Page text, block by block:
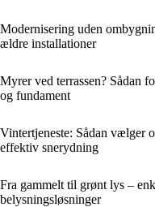
Modernisering uden
ældre installationer
Myrer ved terrassen? Sådan
og fundament
Vintertjeneste: Sådan vælger
effektiv snerydning
Fra gammelt til grønt lys –
belysningsløsninger